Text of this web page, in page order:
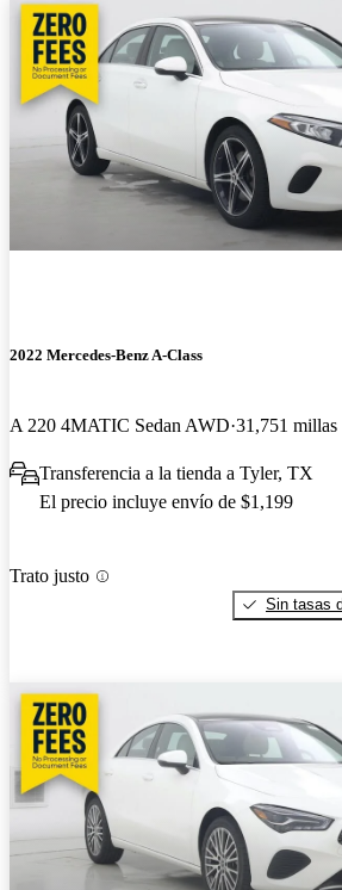
2022 Mercedes-Benz A-Class
A 220 4MATIC Sedan AWD 31,751 millas
Transferencia a la tienda a Tyler, TX
El precio incluye envío de $1,199
Trato justo
Sin tasas